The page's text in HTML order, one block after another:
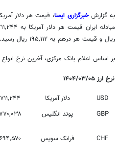
به گزارش خبرگزاری ایمنا، قیمت هر دلار
ریال و قیمت هر درهم به ۱۹۵,۱۱۲ ریال رسید.
بر اساس اعلام بانک مرکزی، آخرین نرخ
نرخ ارز ۱۴۰۴/۰۳/۰۵
USD
دلار آمریکا
۷۱۱,۲۴۴
GBP
پوند انگلیس
CHF فرانک سویس ۶۹۴,۵۷۰